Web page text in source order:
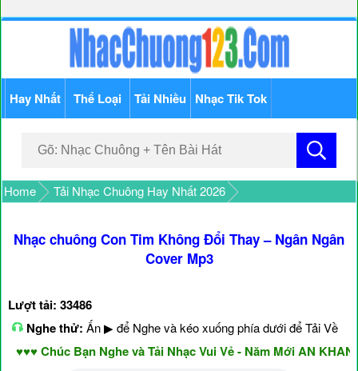
Hay Nhất Thể Loại Tải Nhiều Nhạc Tik Tok
Home Tải Nhạc Chuông Hay Nhất 2026
Nhạc chuông Con Tim Không Đổi Thay – Ngân Ngân
Cover Mp3
Lượt tải: 33486
Nghe thử: Ấn ▶ để Nghe và kéo xuống phía dưới để Tải Về
Chúc Bạn Nghe và Tải Nhạc Vui Vẻ - Năm Mới AN KHANG &